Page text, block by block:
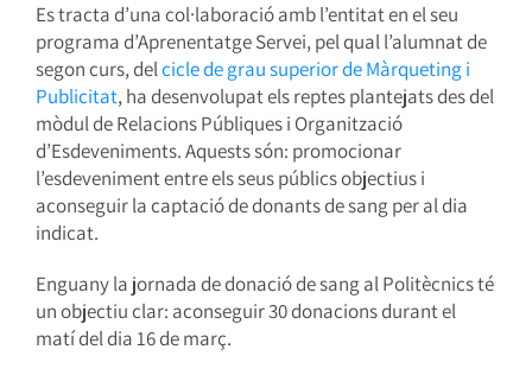
Es tracta d’una col·laboració amb l’entitat en el seu
programa d’Aprenentatge Servei, pel qual l’alumnat de
segon curs, delcicle de grau superior de Màrqueting i
Publicitat, ha desenvolupat els reptes plantejats des del
mòdul de Relacions Públiques i Organització
d’Esdeveniments. Aquests són: promocionar
l’esdeveniment entre els seus públics objectius i
aconseguir la captació de donants de sang per al dia
indicat.
Enguany la jornada de donació de sang al Politècnics té
un objectiu clar: aconseguir 30 donacions durant el
matí del dia 16 de març.